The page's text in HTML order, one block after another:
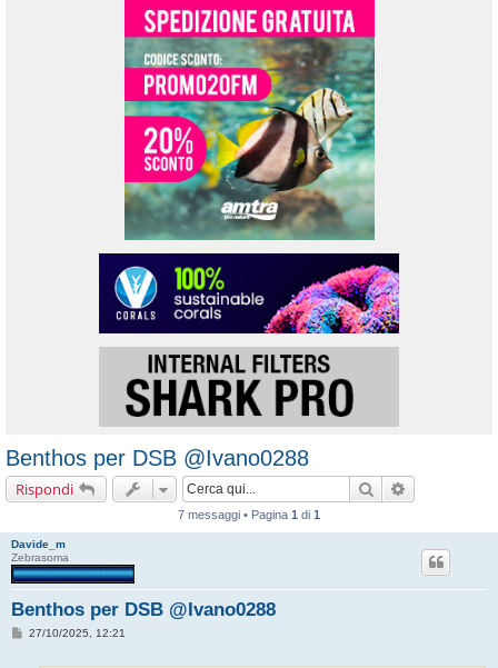
Benthos per DSB @Ivano0288
Rispondi Cerca
7 messaggi • Pagina 1 di 1
Davide_m
Zebrasoma
Benthos per DSB @Ivano0288
M27/10/2025, 12:21